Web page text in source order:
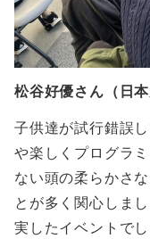
松谷好優さん（日
子供達が試行錯誤
や楽しくプログラ
ない頭の柔らかさ
とが多く関心しま
実したイベントでし